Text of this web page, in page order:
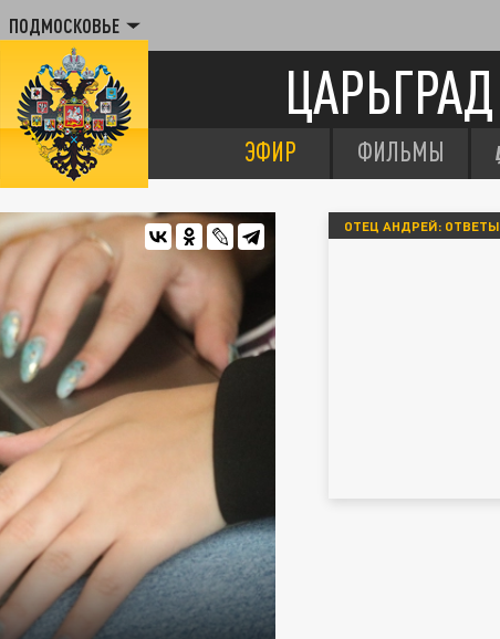
ПОДМОСКОВЬЕ
ЦАРЬГРАД
ЭФИР ФИЛЬМЫ
ОТЕЦ АНДРЕЙ: ОТВЕТЫ